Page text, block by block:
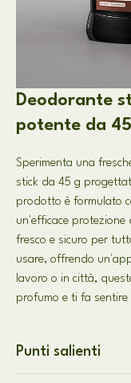
Deodorante
potente da
Sperimenta una
stick da 45 g
prodotto è formulato
un'efficace
fresco e sicuro per
usare, offrendo
lavoro o in città,
profumo e ti fa sentire
Punti salienti